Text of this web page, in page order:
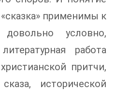
применимы к
условно,
работа
притчи,
исторической